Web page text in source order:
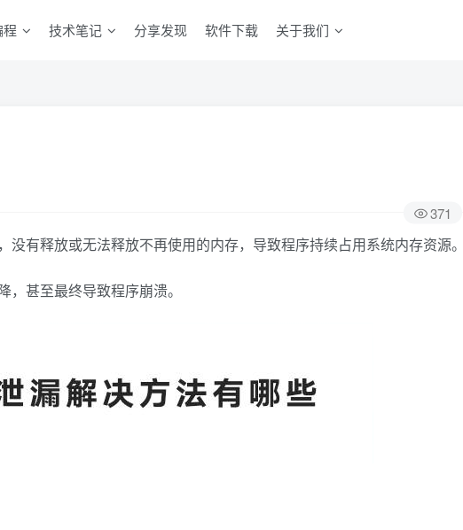
技术笔记 分享发现 软件下载 关于我们
371
没有释放或无法释放不再使用的内存，导致程序持续占用系统内存资源
甚至最终导致程序崩溃。